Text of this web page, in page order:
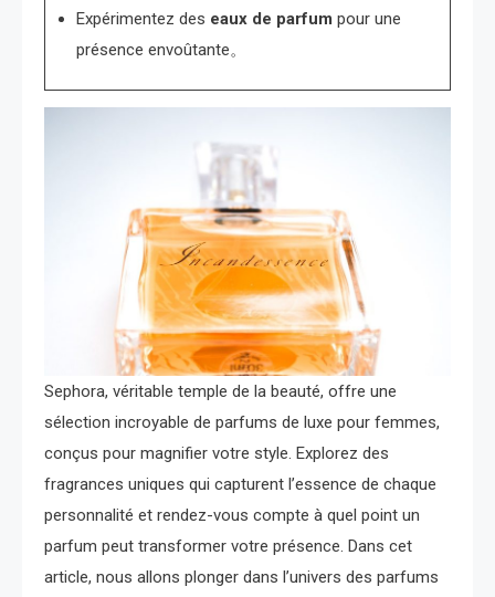
Expérimentez des eaux de parfum pour une
présence envoûtante。
Sephora, véritable temple de la beauté, offre une
sélection incroyable de parfums de luxe pour femmes,
conçus pour magnifier votre style. Explorez des
fragrances uniques qui capturent l’essence de chaque
personnalité et rendez-vous compte à quel point un
parfum peut transformer votre présence. Dans cet
article, nous allons plonger dans l’univers des parfums